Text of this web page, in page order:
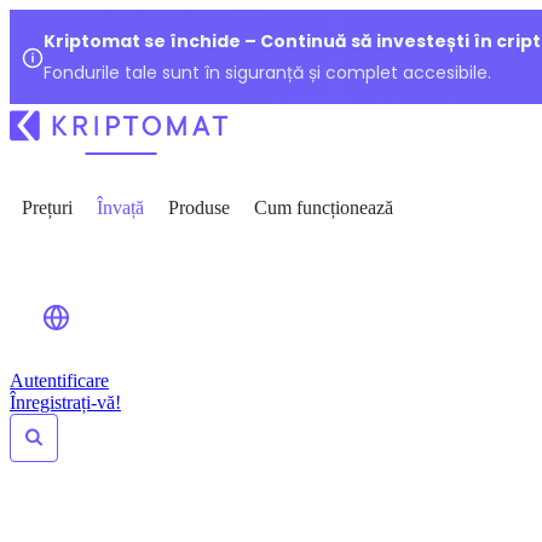
Kriptomat se închide – Continuă să investești în
Fondurile tale sunt în siguranță și complet accesibile.
Prețuri Învață Produse Cum funcționează
Autentificare
Înregistrați-vă!